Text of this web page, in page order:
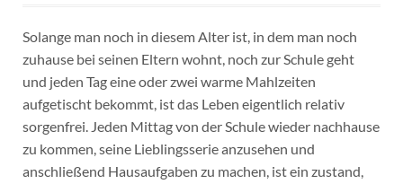
Solange man noch in diesem Alter ist, in dem man noch
zuhause bei seinen Eltern wohnt, noch zur Schule geht
und jeden Tag eine oder zwei warme Mahlzeiten
aufgetischt bekommt, ist das Leben eigentlich relativ
sorgenfrei. Jeden Mittag von der Schule wieder nachhause
zu kommen, seine Lieblingsserie anzusehen und
anschließend Hausaufgaben zu machen, ist ein zustand,